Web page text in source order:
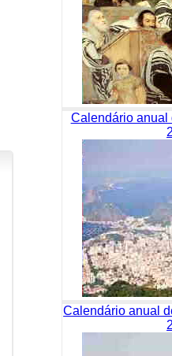
Calendário anual
Calendário anual